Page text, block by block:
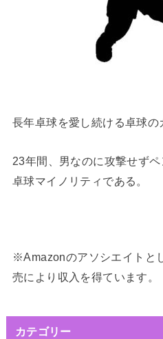
長年卓球を愛し続ける卓球の
23年間、男なのに攻撃せず
卓球マイノリティである。
※Amazonのアソシエイトと
売により収入を得ています。
カテゴリー